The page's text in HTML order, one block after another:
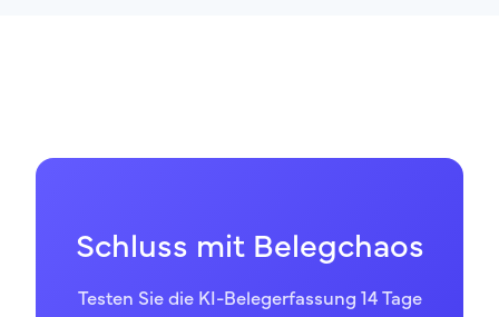
Schluss mit Belegchaos
Testen Sie die KI-Belegerfassung 14 Tage